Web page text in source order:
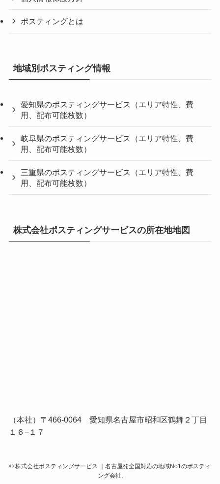
ポスティングとは
地域別ポスティング情報
愛知県のポスティングサービス（エリア特性、費
用、配布可能枚数）
岐阜県のポスティングサービス（エリア特性、費
用、配布可能枚数）
三重県のポスティングサービス（エリア特性、費
用、配布可能枚数）
株式会社ポスティングサービスの所在地地図
（本社）〒466-0064 愛知県名古屋市昭和区鶴舞２丁目
１６−１７
© 株式会社ポスティングサービス ｜名古屋発全国対応の地域No1のポスティ
ング会社.